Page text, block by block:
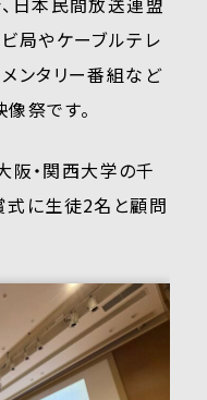
局やケーブルテレ
ンタリー番組など
祭です。
阪・関西大学の千
式に生徒2名と顧問